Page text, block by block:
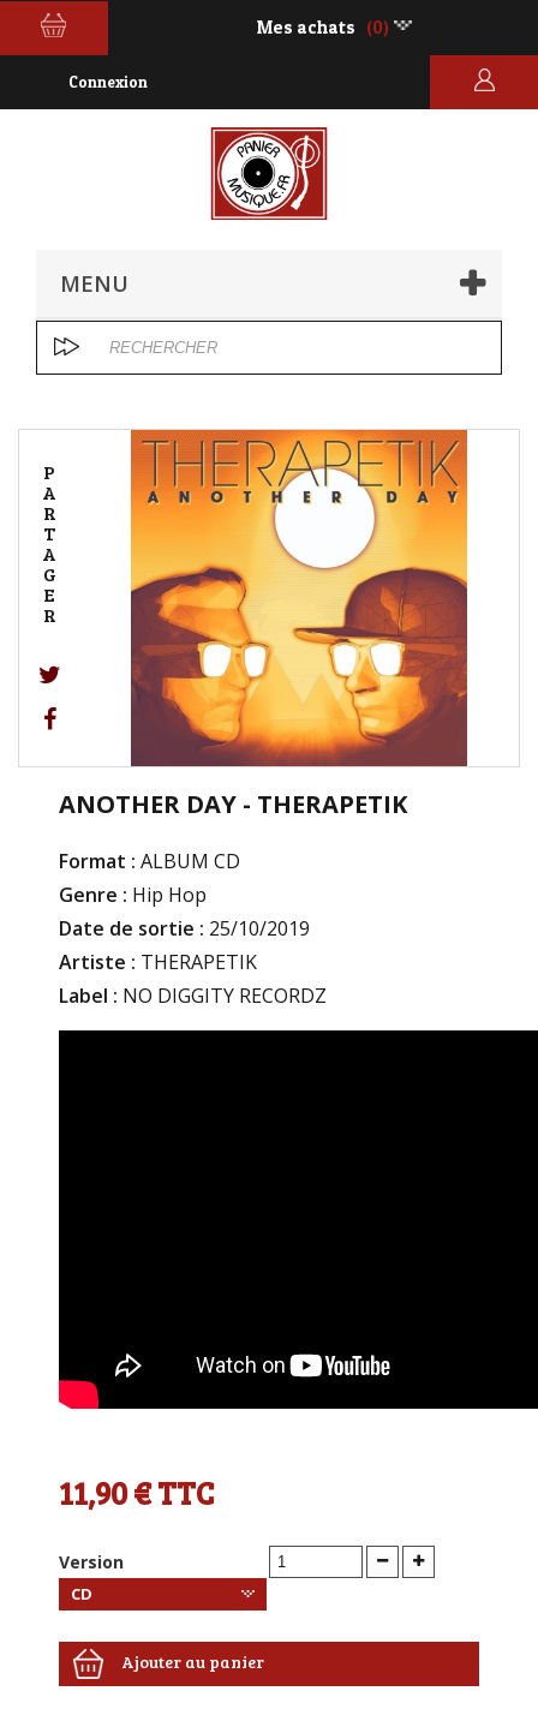
Mes achats (0)
Connexion
MENU
P
A
R
T
A
G
E
R
ANOTHER DAY - THERAPETIK
Format : ALBUM CD
Genre : Hip Hop
Date de sortie : 25/10/2019
Artiste : THERAPETIK
Label : NO DIGGITY RECORDZ
11,90 €TTC
Version
CD
Ajouter au panier